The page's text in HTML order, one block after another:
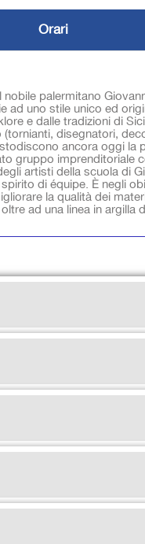
Orari
nobile palermitano
ad uno stile unico ed
e dalle tradizioni di
disegnatori,
ancora oggi la
gruppo
artisti della scuola di
di équipe. È negli
la qualità dei
ad una linea in